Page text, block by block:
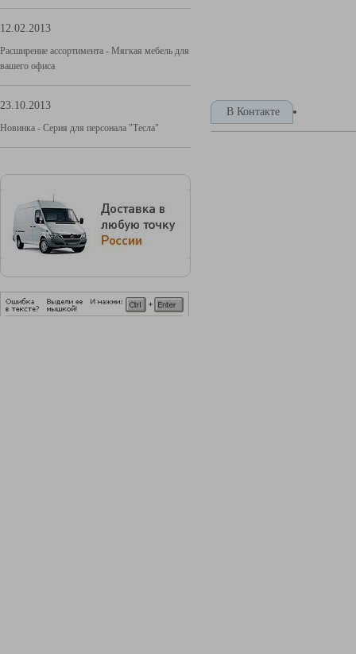
12.02.2013
Расширение ассортимента - Мягкая мебель для
вашего офиса
23.10.2013
Новинка - Серия для персонала "Тесла"
В Контакте